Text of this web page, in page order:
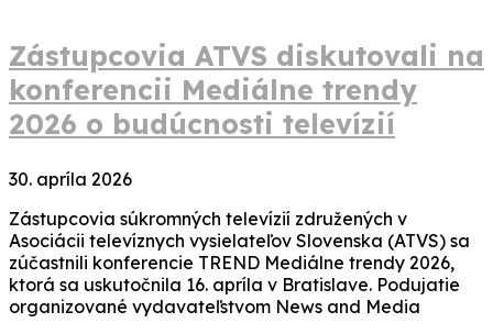
Zástupcovia ATVS diskutovali na
konferencii Mediálne trendy
2026 o budúcnosti televízií
30. apríla 2026
Zástupcovia súkromných televízií združených v
Asociácii televíznych vysielateľov Slovenska (ATVS) sa
zúčastnili konferencie TREND Mediálne trendy 2026,
ktorá sa uskutočnila 16. apríla v Bratislave. Podujatie
organizované vydavateľstvom News and Media